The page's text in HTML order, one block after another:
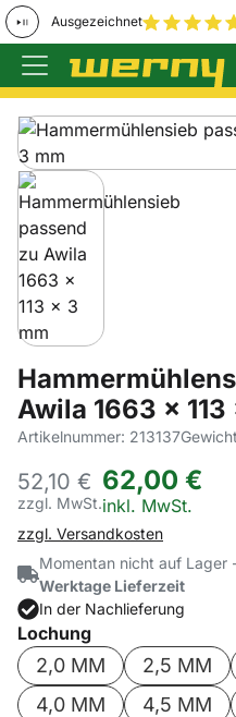
Ausgezeichnet
Zum Hauptinhalt
Produktgalerie
Zur Kaufbox
Awila 1663 x
Artikelnummer: 213137
52,10 €
zzgl. MwSt.
62,00 €
Steuerhinweis:
inkl. MwSt.
zzgl. Versandkosten
Momentan nicht auf Lager
Werktage Lieferzeit
In der Nachlieferung
Lochung
2,0 MM 2,5 MM
4,0 MM
4,5 MM